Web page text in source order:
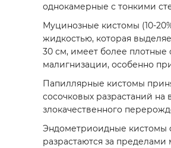
однокамерные с тонкими
Муцинозные кистомы (10-
жидкостью, которая
30 см, имеет более
малигнизации, особенно
Папиллярные кистомы
сосочковых разрастаний
злокачественного
Эндометриоидные кистомы
разрастаются за